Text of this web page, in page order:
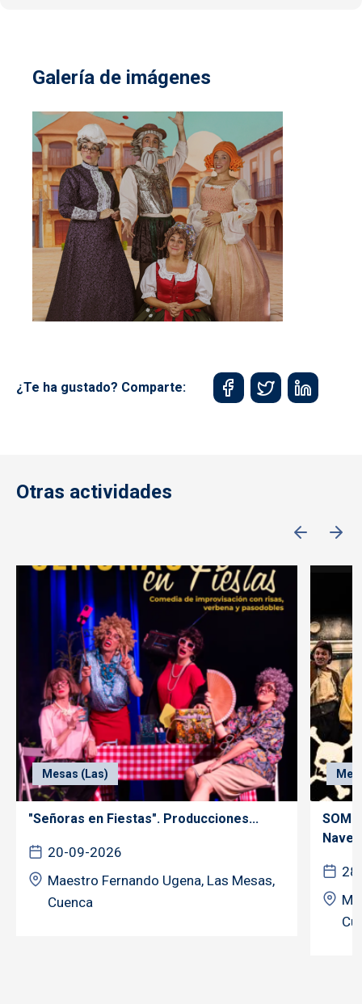
Galería de imágenes
¿Te ha gustado? Comparte:
Otras actividades
Mesas (Las)
"Señoras en Fiestas". Producciones...
20-09-2026
Maestro Fernando Ugena, Las Mesas,
Cuenca